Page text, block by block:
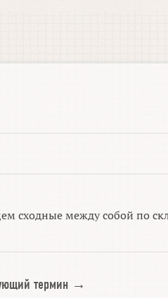
сходные между собой по
термин →